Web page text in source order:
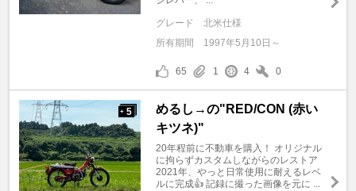
グレード
北米仕様
所有期間
1997年5月10日～
65 1 4 0
+ 5
めるし→の"RED/CON (赤い
キツネ)"
20年程前に不動車を購入！ オリジナル
に拘らずカスタムしながらのレストア
2021年、やっと日常使用に耐えるレベ
ルに完成👍 記録に撮った画像を元に ...